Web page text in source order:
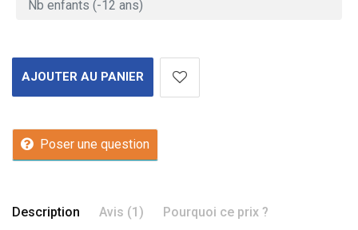
AJOUTER AU PANIER
Poser une question
Description Avis (1) Pourquoi ce prix ?